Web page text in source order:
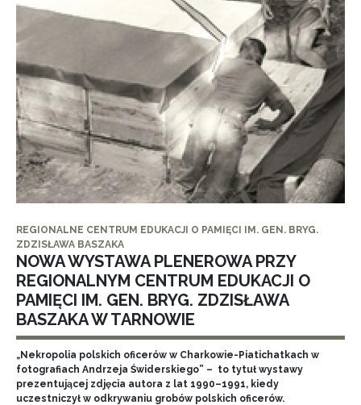
REGIONALNE CENTRUM EDUKACJI O PAMIĘCI IM. GEN. BRYG.
ZDZISŁAWA BASZAKA
NOWA WYSTAWA PLENEROWA PRZY
REGIONALNYM CENTRUM EDUKACJI O
PAMIĘCI IM. GEN. BRYG. ZDZISŁAWA
BASZAKA W TARNOWIE
„Nekropolia polskich oficerów w Charkowie-Piatichatkach w
fotografiach Andrzeja Świderskiego” – to tytuł wystawy
prezentującej zdjęcia autora z lat 1990–1991, kiedy
uczestniczył w odkrywaniu grobów polskich oficerów.